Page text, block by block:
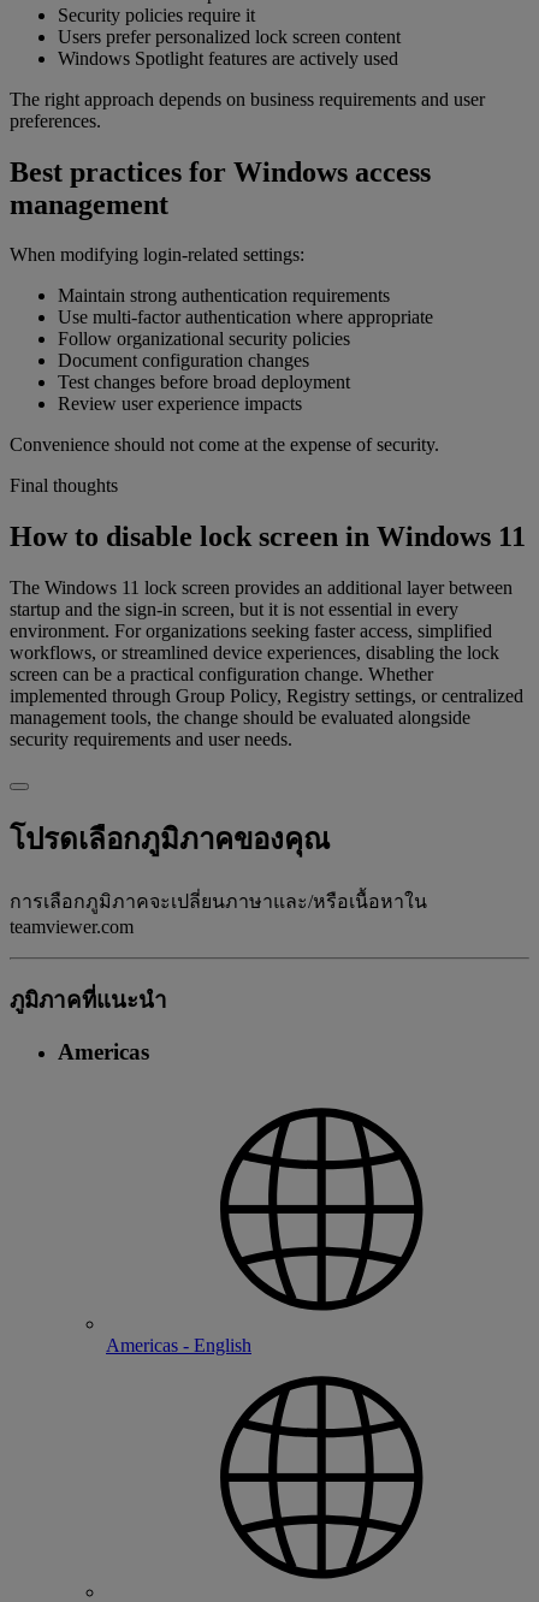
Security policies require it
Users prefer personalized lock screen content
Windows Spotlight features are actively used
The right approach depends on business requirements and user
preferences.
Best practices for Windows access
management
When modifying login-related settings:
Maintain strong authentication requirements
Use multi-factor authentication where appropriate
Follow organizational security policies
Document configuration changes
Test changes before broad deployment
Review user experience impacts
Convenience should not come at the expense of security.
Final thoughts
How to disable lock screen in Windows 11
The Windows 11 lock screen provides an additional layer between
startup and the sign-in screen, but it is not essential in every
environment. For organizations seeking faster access, simplified
workflows, or streamlined device experiences, disabling the lock
screen can be a practical configuration change. Whether
implemented through Group Policy, Registry settings, or centralized
management tools, the change should be evaluated alongside
security requirements and user needs.
โปรดเลือกภูมิภาคของคุณ
การเลือกภูมิภาคจะเปลี่ยนภาษาและ/หรือเนื้อหาใน
teamviewer.com
ภูมิภาคที่แนะนํา
Americas
Americas - English